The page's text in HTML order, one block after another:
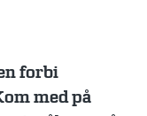
forbi
med på